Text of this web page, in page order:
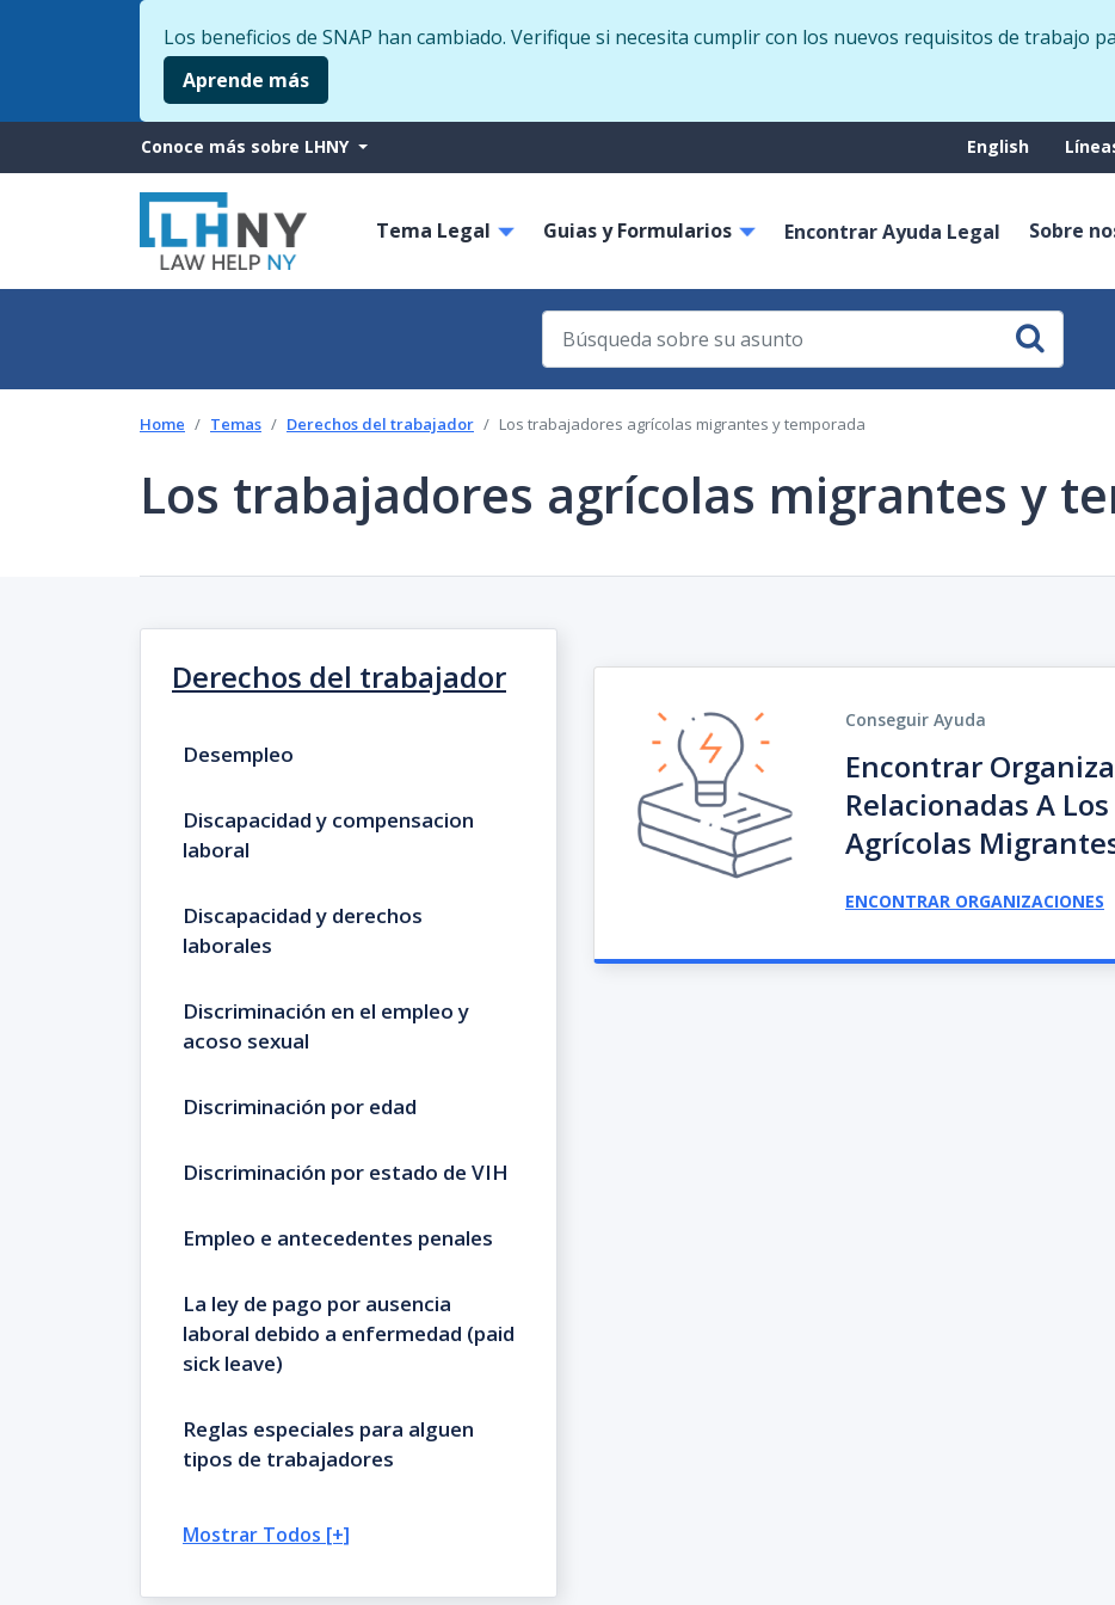
to
Los beneficios de SNAP han cambiado. Verifique si necesita cumplir con los nuevos requisitos de trabajo
Aprende más
More
from
LHNY
Conoce más sobre LHNY Support
English
navigation
Tema Legal Guias y Formularios Encontrar Ayuda Legal Sobre
Home Temas Derechos del trabajador Los trabajadores agrícolas migrantes y temporada
Los trabajadores agrícolas migrantes y
Derechos del trabajador
Desempleo
Discapacidad y compensacion
laboral
Discapacidad y derechos
laborales
Discriminación en el empleo y
acoso sexual
Discriminación por edad
Discriminación por estado de VIH
Empleo e antecedentes penales
La ley de pago por ausencia
laboral debido a enfermedad (paid
sick leave)
Reglas especiales para alguen
tipos de trabajadores
Mostrar Todos [+]
Conseguir Ayuda
Encontrar
Relacionadas A
Agrícolas
ENCONTRAR ORGANIZACIONES